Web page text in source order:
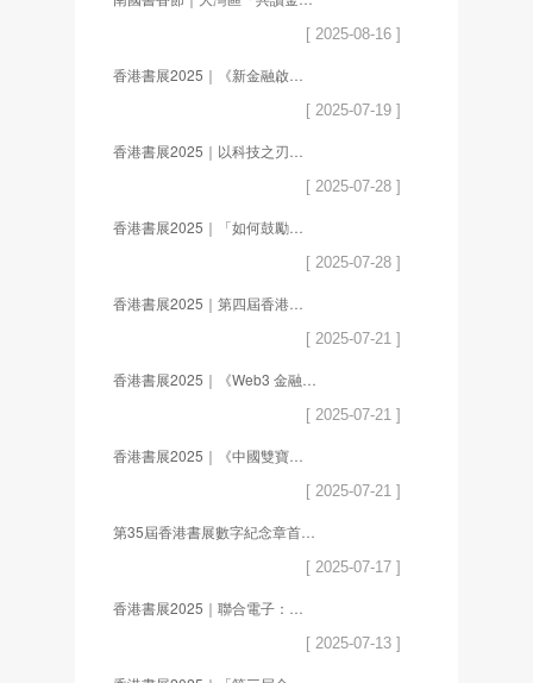
[ 2025-08-16 ]
[ 2025-07-19 ]
[ 2025-07-28 ]
[ 2025-07-28 ]
[ 2025-07-21 ]
[ 2025-07-21 ]
[ 2025-07-21 ]
[ 2025-07-17 ]
[ 2025-07-13 ]